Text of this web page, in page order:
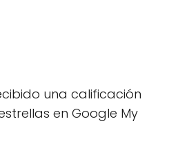
una calificación
en Google My